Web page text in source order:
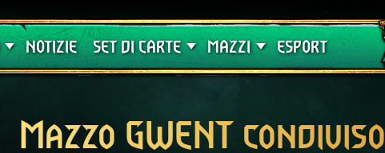
NOTIZIE SET DI CARTE
Crimson Curse
MAZZI
Guide
ESPORT
Mazzo GWENT condiviso